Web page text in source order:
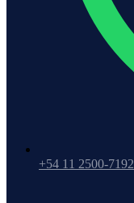
+54 11 2500-7192